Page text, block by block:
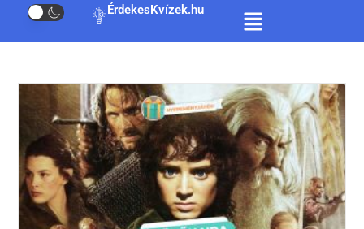
ÉrdekesKvízek.hu